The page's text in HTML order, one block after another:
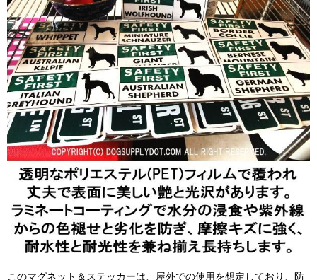
このマグネット＆ステッカーは、屋外での使用を想定しており、防